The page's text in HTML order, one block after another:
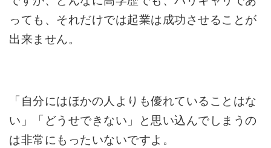
っても、それだけでは起業は成功させることが
出来ません。
「自分にはほかの人よりも優れていることはな
い」「どうせできない」と思い込んでしまうの
は非常にもったいないですよ。